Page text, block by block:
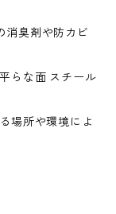
消臭剤や防カビ
らな面 スチール
場所や環境によ